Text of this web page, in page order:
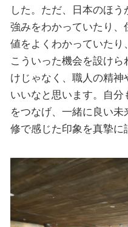
した。ただ、日本のほ
強みをわかっていたり
値をよくわかっていた
こういった機会を設け
けじゃなく、職人の精神
いいなと思います。自分
をつなげ、一緒に良い
修で感じた印象を真摯に